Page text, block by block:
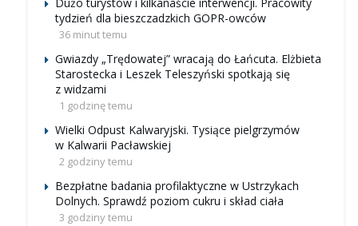
tydzień dla bieszczadzkich GOPR-owców
36 minut temu
Gwiazdy „Trędowatej” wracają do Łańcuta. Elżbieta
Starostecka i Leszek Teleszyński spotkają się
z widzami
1 godzinę temu
Wielki Odpust Kalwaryjski. Tysiące pielgrzymów
w Kalwarii Pacławskiej
2 godziny temu
Bezpłatne badania profilaktyczne w Ustrzykach
Dolnych. Sprawdź poziom cukru i skład ciała
3 godziny temu